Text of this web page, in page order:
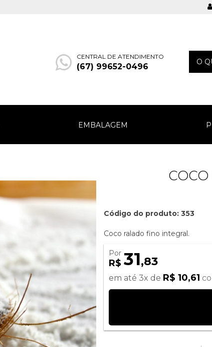
CENTRAL DE ATENDIMENTO
(67) 99652-0496
EMBALAGEM
COCO
Código do produto: 353
Coco ralado fino integral.
Por
R$ 31,83
em até 3x de R$ 10,61